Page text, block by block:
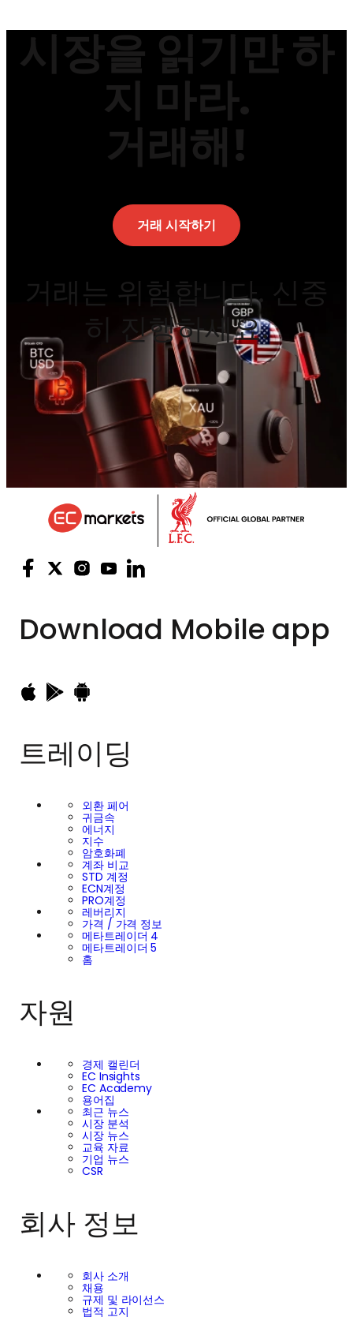
시장을 읽기만 하
지 마라.
거래해!
거래 시작하기
거래는 위험합니다. 신중
히 진행하세요.
Download Mobile app
트레이딩
외환 페어
귀금속
에너지
지수
암호화폐
계좌 비교
STD 계정
ECN계정
PRO계정
레버리지
가격 / 가격 정보
메타트레이더 4
메타트레이더 5
홈
자원
경제 캘린더
EC Insights
EC Academy
용어집
최근 뉴스
시장 분석
시장 뉴스
교육 자료
기업 뉴스
CSR
회사 정보
회사 소개
채용
규제 및 라이선스
법적 고지